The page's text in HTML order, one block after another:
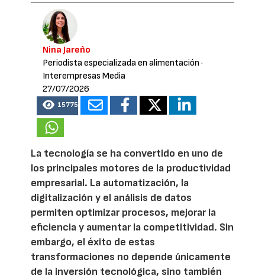
Nina Jareño
Periodista especializada en alimentación ·
Interempresas Media
27/07/2026
15775
La tecnología se ha convertido en uno de
los principales motores de la productividad
empresarial. La automatización, la
digitalización y el análisis de datos
permiten optimizar procesos, mejorar la
eficiencia y aumentar la competitividad. Sin
embargo, el éxito de estas
transformaciones no depende únicamente
de la inversión tecnológica, sino también